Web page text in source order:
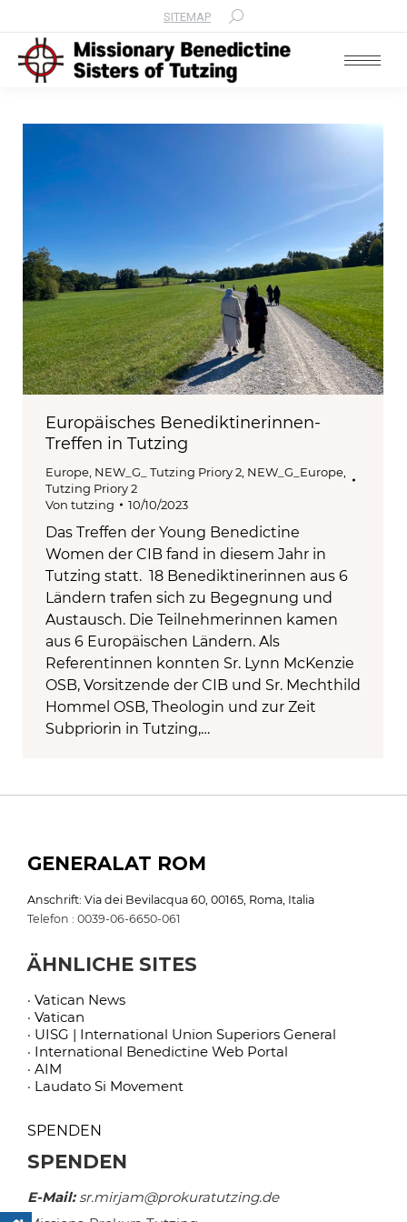
SITEMAP Search:
Europäisches Benediktinerinnen-
Treffen in Tutzing
Europe NEW_G_ Tutzing Priory 2 NEW_G_Europe
Tutzing Priory 2
Von tutzing 10/10/2023
Das Treffen der Young Benedictine
Women der CIB fand in diesem Jahr in
Tutzing statt. 18 Benediktinerinnen aus 6
Ländern trafen sich zu Begegnung und
Austausch. Die Teilnehmerinnen kamen
aus 6 Europäischen Ländern. Als
Referentinnen konnten Sr. Lynn McKenzie
OSB, Vorsitzende der CIB und Sr. Mechthild
Hommel OSB, Theologin und zur Zeit
Subpriorin in Tutzing,…
GENERALAT ROM
Anschrift: Via dei Bevilacqua 60, 00165, Roma, Italia
Telefon : 0039-06-6650-061
ÄHNLICHE SITES
· Vatican News
· Vatican
· UISG | International Union Superiors General
· International Benedictine Web Portal
· AIM
· Laudato Si Movement
SPENDEN
SPENDEN
E-Mail:sr.mirjam@prokuratutzing.de